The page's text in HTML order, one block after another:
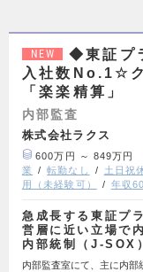
NEW
◆東証プ
入社数No.1☆
「楽楽精算」
内部監査
株式会社ラクス
600万円 ～ 849万円
業
転勤なし 土日祝
用（未経験可）
年収
急成長する東証プ
営層に近い立場で
内部統制（J-SOX
内部監査室にて、主に内